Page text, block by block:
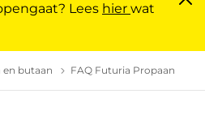
Lees hier wat
| Primagaz
en butaan (Futuria) Propaan en
FAQ Futuria Propaan